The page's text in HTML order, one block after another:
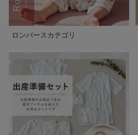
ロンパースカテゴリ